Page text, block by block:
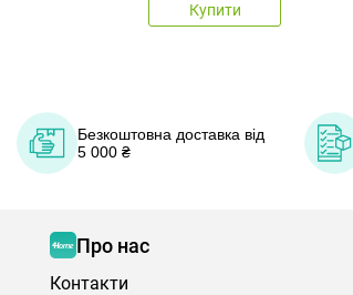
Купити
Безкоштовна доставка від
5 000 ₴
Про нас
Контакти